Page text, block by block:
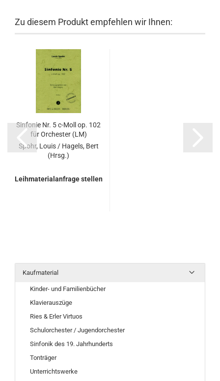
Zu diesem Produkt empfehlen wir Ihnen:
Sinfonie Nr. 5 c-Moll op. 102
für Orchester (LM)
Spohr, Louis / Hagels, Bert
(Hrsg.)
Leihmaterialanfrage stellen
Kaufmaterial
Kinder- und Familienbücher
Klavierauszüge
Ries & Erler Virtuos
Schulorchester / Jugendorchester
Sinfonik des 19. Jahrhunderts
Tonträger
Unterrichtswerke